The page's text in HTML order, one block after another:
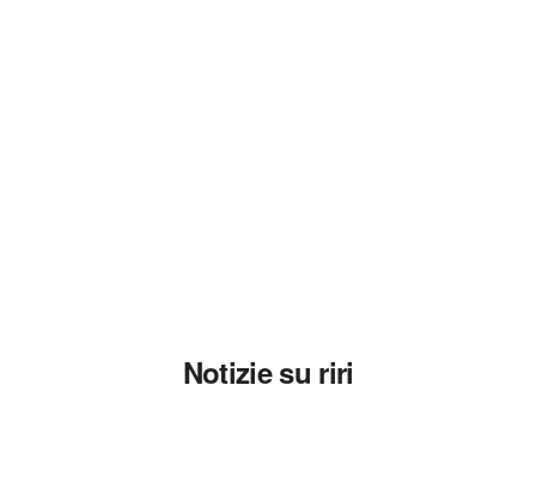
Notizie su riri